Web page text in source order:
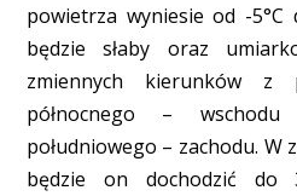
powietrza wyniesie od -5°C
będzie słaby oraz
zmiennych kierunków z
północnego –
południowego – zachodu. W
będzie on dochodzić do